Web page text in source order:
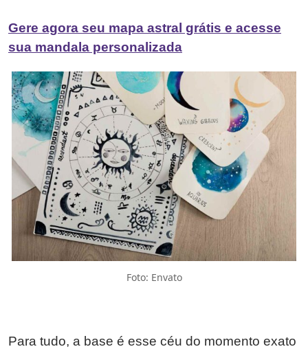
Gere agora seu mapa astral grátis e acesse
sua mandala personalizada
Foto: Envato
Para tudo, a base é esse céu do momento exato